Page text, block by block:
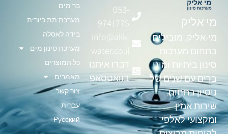
מי אליק
מי-אליק, מובילים
בתחום מערכות
סינון ביתיות ומיני
ברים עם שנים של
ניסיון בתחום.
שירות אמין
ומקצועי לאלפי
בר מים
מערכת תת כיורית
בידה לאסלה
מערכת סינון מים
כל המוצרים
מאמרים
צור קשר
עברית
Русский
053-
9741775
info@alik-
water.co.il
דברו איתנו
בוואטסאפ